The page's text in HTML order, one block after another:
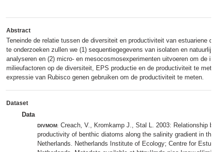
Abstract
Teneinde de relatie tussen de diversiteit en productiviteit van estuariene
te onderzoeken zullen we (1) sequentiegegevens van isolaten en
analyseren en (2) micro- en mesocosmosexperimenten uitvoeren om de
milieufactoren op de diversiteit, EPS productie en de productiviteit te
expressie van Rubisco genen gebruiken om de productiviteit te meten.
Dataset
Data
DIVMOM: Creach, V., Kromkamp J., Stal L. 2003: Relationship
productivity of benthic diatoms along the salinity gradient in the
Netherlands. Netherlands Institute of Ecology; Centre for